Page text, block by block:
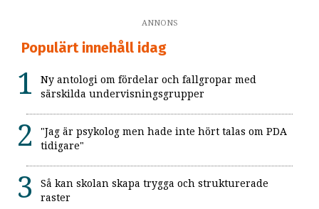
ANNONS
Populärt innehåll idag
Ny antologi om fördelar och fallgropar med
särskilda undervisningsgrupper
"Jag är psykolog men hade inte hört talas om PDA
tidigare"
Så kan skolan skapa trygga och strukturerade
raster